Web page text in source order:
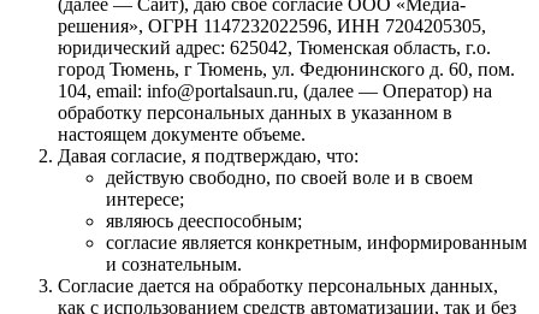
решения», ОГРН 1147232022596, ИНН 7204205305,
юридический адрес: 625042, Тюменская область, г.о.
город Тюмень, г Тюмень, ул. Федюнинского д. 60, пом.
104, email: info@portalsaun.ru, (далее — Оператор) на
обработку персональных данных в указанном в
настоящем документе объеме.
Давая согласие, я подтверждаю, что:
действую свободно, по своей воле и в своем
интересе;
являюсь дееспособным;
согласие является конкретным, информированным
и сознательным.
Согласие дается на обработку персональных данных,
как с использованием средств автоматизации, так и без